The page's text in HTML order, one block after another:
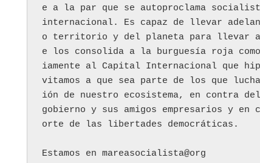
e a la par que se autoproclama
internacional. Es capaz de llevar
o territorio y del planeta para llevar
e los consolida a la burguesía roja
iamente al Capital Internacional que
vitamos a que sea parte de los que
ión de nuestro ecosistema, en contra
gobierno y sus amigos empresarios y
orte de las libertades democráticas.
Estamos en mareasocialista@org